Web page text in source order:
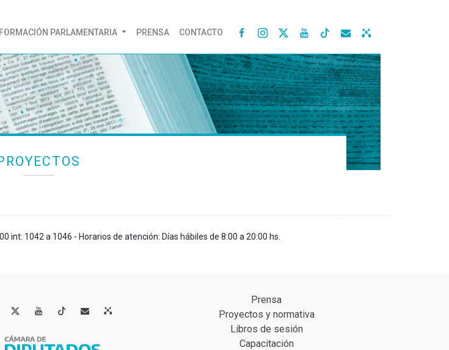
PARLAMENTARIA PRENSA CONTACTO    
int: 1042 a 1046 - Horarios de atención: Días hábiles de 8:00 a 20:00 hs.
  
Prensa
Proyectos y normativa
Libros de sesión
Capacitación